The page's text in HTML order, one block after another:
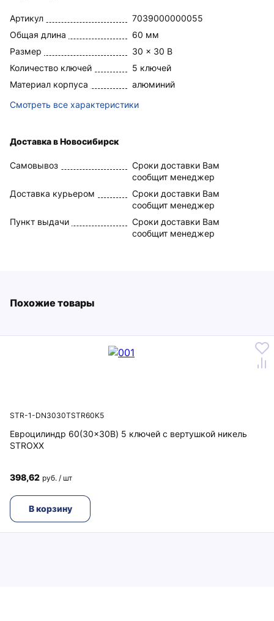
Артикул
7039000000055
Общая длина
60 мм
Размер
30 x 30 В
Количество ключей
5 ключей
Материал корпуса
алюминий
Смотреть все характеристики
Доставка в Новосибирск
Самовывоз
Сроки доставки Вам
сообщит менеджер
Доставка курьером
Сроки доставки Вам
сообщит менеджер
Пункт выдачи
Сроки доставки Вам
сообщит менеджер
Похожие товары
STR-1-DN3030TSTR60K5
Евроцилиндр 60(30x30В) 5 ключей с вертушкой никель
STROXX
398,62 руб. / шт
В корзину